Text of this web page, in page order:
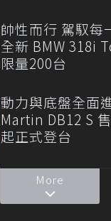
帥性而行 駕馭每
全新 BMW 318i
限量200台
動力與底盤全面
Martin DB12 S
起正式登台
More